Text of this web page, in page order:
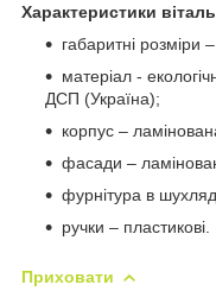
Характеристики
габаритні розміри
матеріал -
ДСП (Україна);
корпус –
фасади –
фурнітура в
ручки – пластикові.
Приховати